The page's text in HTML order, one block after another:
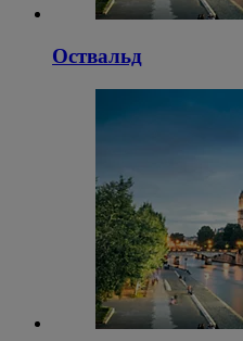
Оствальд